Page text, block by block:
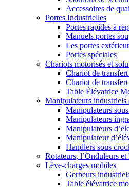
Accessoires de
Portes Industrielles
Portes rapides à
Manuels portes
Les portes
Portes spéciales
Chariots motorisés et
Chariot de
Chariot de
Table Élévatrice
Manipulateurs industriels
Manipulateurs
Manipulateurs
Manipulateurs
Manipulateur
Handlers sous
Rotateurs, l’Onduleurs
Lève-charges mobiles
Gerbeurs
Table élévatrice